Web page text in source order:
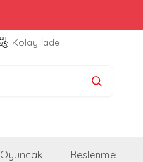
Kolay İade
Oyuncak Beslenme